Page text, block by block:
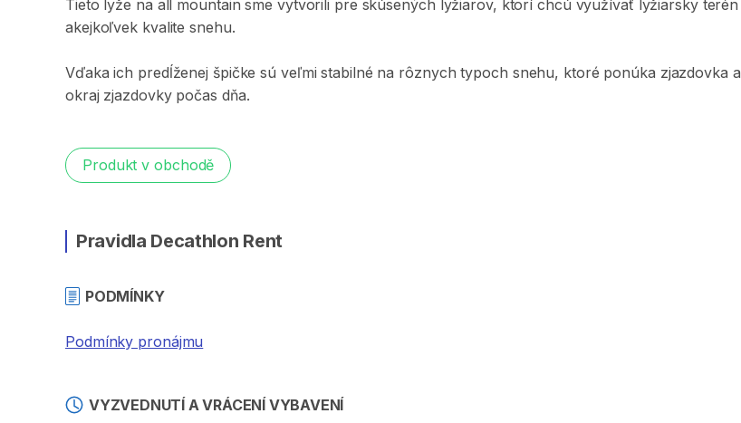
Tieto lyže na all mountain sme vytvorili pre skúsených lyžiarov​,​ ktorí chcú využívať lyžiarsky terén
akejkoľvek kvalite snehu.
Vďaka ich predĺženej špičke sú veľmi stabilné na rôznych typoch snehu​,​ ktoré ponúka zjazdovka a
okraj zjazdovky počas dňa.
Produkt v obchodě
Pravidla Decathlon Rent
PODMÍNKY
Podmínky pronájmu
VYZVEDNUTÍ A VRÁCENÍ VYBAVENÍ